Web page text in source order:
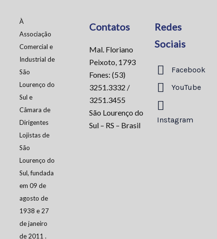
À
Associação
Comercial e
Industrial de
São
Lourenço do
Sul e
Câmara de
Dirigentes
Lojistas de
São
Lourenço do
Sul, fundada
em 09 de
agosto de
1938 e 27
de janeiro
de 2011 .
Contatos
Mal. Floriano
Peixoto, 1793
Fones: (53)
3251.3332 /
3251.3455
São Lourenço do
Sul – RS – Brasil
Redes
Sociais
Facebook
YouTube
Instagram